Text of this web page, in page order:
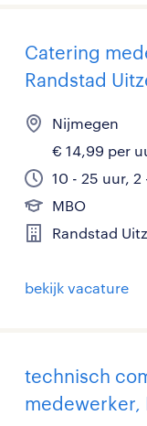
Catering
Randstad
Nijmegen
€ 14,99 per
10 - 25 uur, 2
MBO
Randstad
bekijk vacature
technisch
medewerker,